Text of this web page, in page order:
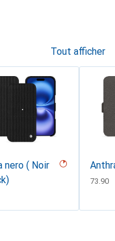
Tout afficher
nero ( Noir
CHF
73.90